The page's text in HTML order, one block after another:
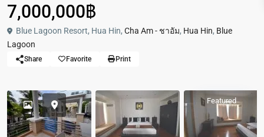
7,000,000฿
Blue Lagoon Resort, Hua Hin, Cha Am - ชาอัม, Hua Hin, Blue
Lagoon
Share Favorite Print
Featured